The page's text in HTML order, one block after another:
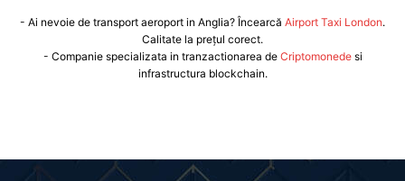
- Ai nevoie de transport aeroport in Anglia? Încearcă Airport Taxi London.
Calitate la prețul corect.
- Companie specializata in tranzactionarea de Criptomonedesi
infrastructura blockchain.